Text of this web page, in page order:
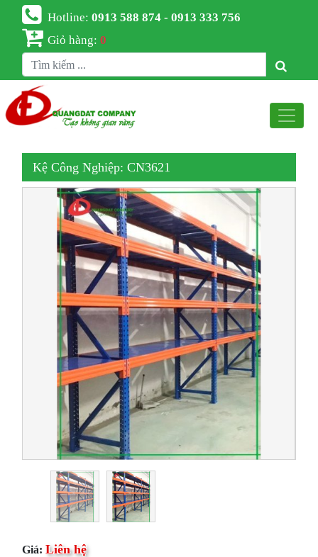
Hotline:0913 588 874 - 0913 333 756
Giỏ hàng:0
Kệ Công Nghiệp: CN3621
Giá: Liên hệ